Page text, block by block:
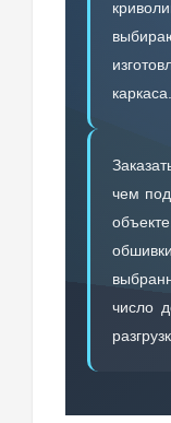
каркаса.
чем
число